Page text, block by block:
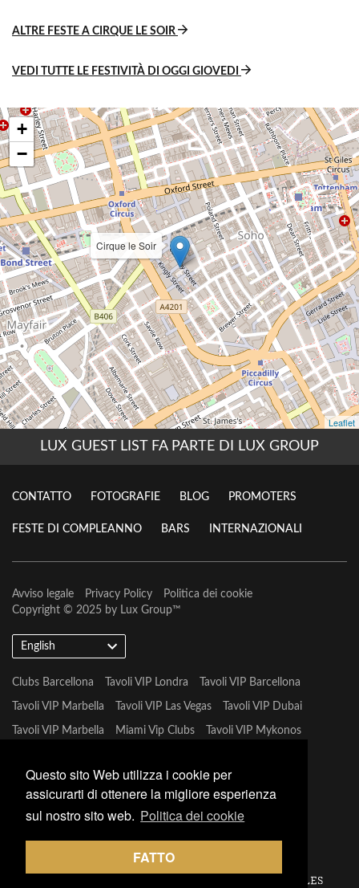
Questo sito Web utilizza i cookie per
assicurarti di ottenere la migliore esperienza
sul nostro sito web. Politica dei cookie
FATTO
ALTRE FESTE A CIRQUE LE SOIR
VEDI TUTTE LE FESTIVITÀ DI OGGI GIOVEDI
LUX GUEST LIST FA PARTE DI LUX GROUP
CONTATTO FOTOGRAFIE BLOG PROMOTERS
FESTE DI COMPLEANNO BARS INTERNAZIONALI
Avviso legale Privacy Policy
Politica dei cookie
Copyright © 2025 by Lux Group™
English
Clubs Barcellona Tavoli VIP Londra Tavoli VIP Barcellona
Tavoli VIP Marbella Tavoli VIP Las Vegas Tavoli VIP Dubai
Tavoli VIP Marbella Miami Vip Clubs Tavoli VIP Mykonos